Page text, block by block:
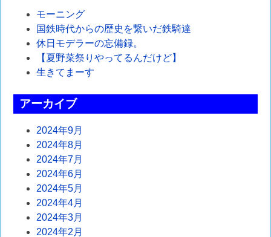
ビ
ゲ
ー
シ
ョ
ン
モーニング
国鉄時代からの歴史を繋いだ鉄騎達
休日モデラーの忘備録。
【夏野菜祭りやってるんだけど】
生きてまーす
アーカイブ
2024年9月
2024年8月
2024年7月
2024年6月
2024年5月
2024年4月
2024年3月
2024年2月